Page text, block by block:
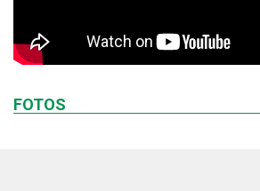
FOTOS